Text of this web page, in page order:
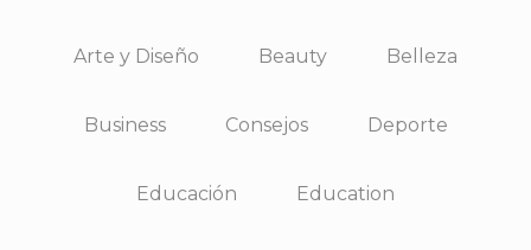
Arte y Diseño Beauty Belleza
Business Consejos Deporte
Educación Education